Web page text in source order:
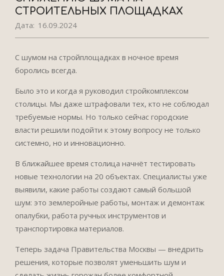
СТРОИТЕЛЬНЫХ ПЛОЩАДКАХ
Дата: 16.09.2024
С шумом на стройплощадках в ночное время
боролись всегда.
Было это и когда я руководил стройкомплексом
столицы. Мы даже штрафовали тех, кто не соблюдал
требуемые нормы. Но только сейчас городские
власти решили подойти к этому вопросу не только
системно, но и инновационно.
В ближайшее время столица начнёт тестировать
новые технологии на 20 объектах. Специалисты уже
выявили, какие работы создают самый большой
шум: это землеройные работы, монтаж и демонтаж
опалубки, работа ручных инструментов и
транспортировка материалов.
Теперь задача Правительства Москвы — внедрить
решения, которые позволят уменьшить шум и